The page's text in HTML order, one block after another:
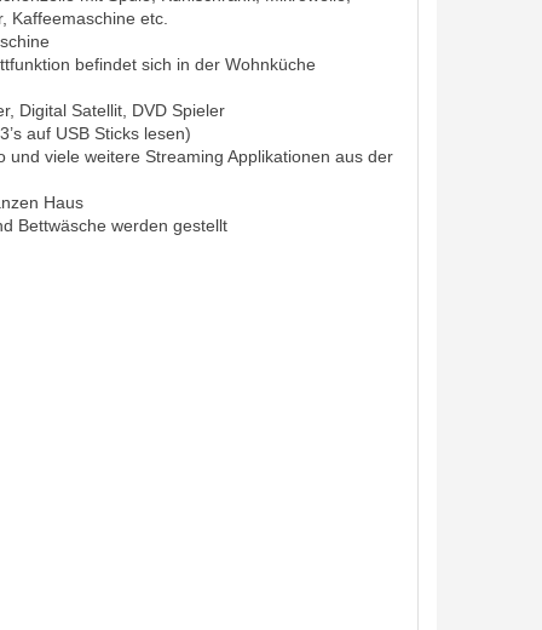
Kaffeemaschine etc.
befindet sich in der Wohnküche
Digital Satellit, DVD Spieler
auf USB Sticks lesen)
und viele weitere Streaming Applikationen aus der
Haus
Bettwäsche werden gestellt